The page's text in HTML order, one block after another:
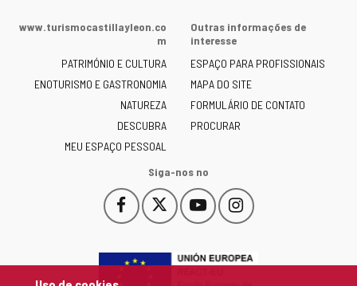
Junta
Castilla
y
León
-
www.turismocastillayleon.co
m
PATRIMÓNIO E CULTURA
ENOTURISMO E GASTRONOMIA
NATUREZA
DESCUBRA
MEU ESPAÇO PESSOAL
Outras informações de
interesse
ESPAÇO PARA PROFISSIONAIS
MAPA DO SITE
FORMULÁRIO DE CONTATO
PROCURAR
Siga-nos no
Facebook
Este
enlace
abrirá
Este
enlace
abrirá
YouTube
Este
enlace
abrirá
Instagram
Este
enlace
abrirá